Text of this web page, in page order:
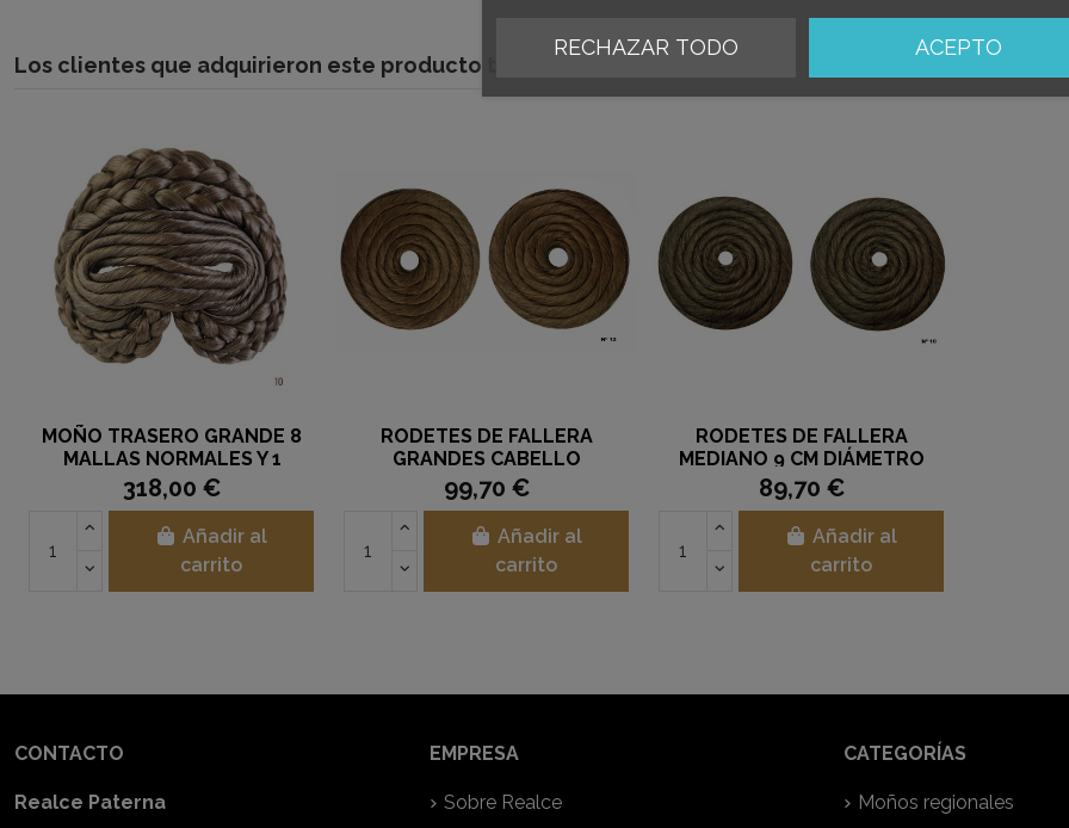
Los clientes que adquirieron este producto también compraron:
MOÑO TRASERO GRANDE 8
MALLAS NORMALES Y 1
EXTRA-LARGA CABELLO
NATURAL
318,00 €
Añadir al
carrito
RODETES DE FALLERA
GRANDES CABELLO
NATURAL PAREJA
99,70 €
Añadir al
carrito
RODETES DE FALLERA
MEDIANO 9 CM DIÁMETRO
CABELLO NATURAL PAREJA
89,70 €
Añadir al
carrito
CONTACTO
Realce Paterna
EMPRESA
Sobre Realce
CATEGORÍAS
Moños regionales
RECHAZAR TODO ACEPTO